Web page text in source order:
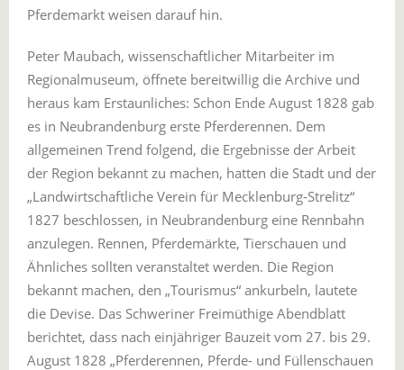
Pferdemarkt weisen darauf hin.
Peter Maubach, wissenschaftlicher Mitarbeiter im
Regionalmuseum, öffnete bereitwillig die Archive und
heraus kam Erstaunliches: Schon Ende August 1828 gab
es in Neubrandenburg erste Pferderennen. Dem
allgemeinen Trend folgend, die Ergebnisse der Arbeit
der Region bekannt zu machen, hatten die Stadt und der
„Landwirtschaftliche Verein für Mecklenburg-Strelitz“
1827 beschlossen, in Neubrandenburg eine Rennbahn
anzulegen. Rennen, Pferdemärkte, Tierschauen und
Ähnliches sollten veranstaltet werden. Die Region
bekannt machen, den „Tourismus“ ankurbeln, lautete
die Devise. Das Schweriner Freimüthige Abendblatt
berichtet, dass nach einjähriger Bauzeit vom 27. bis 29.
August 1828 „Pferderennen, Pferde- und Füllenschauen